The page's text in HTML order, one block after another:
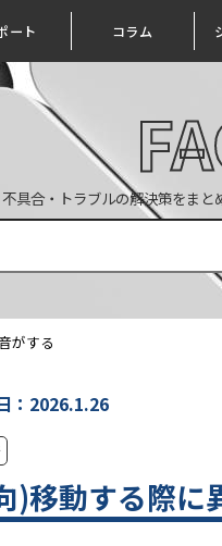
ート コラム
不具合・トラブルの解決策をまと
がする
：2026.1.26
)移動する際に